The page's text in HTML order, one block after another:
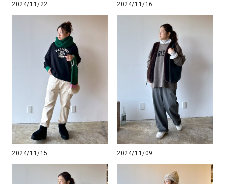
2024/11/22 2024/11/16
2024/11/15 2024/11/09